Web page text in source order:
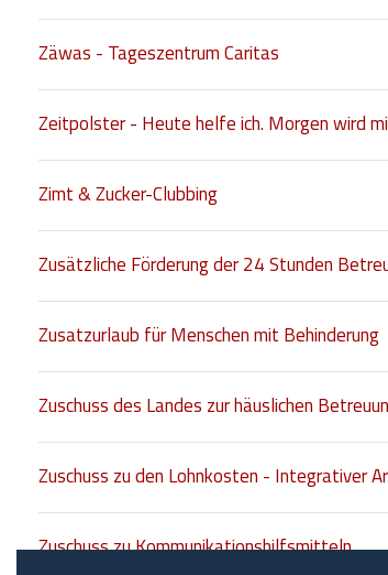
Zäwas - Tageszentrum Caritas
Zeitpolster - Heute helfe ich. Morgen wird
Zimt & Zucker-Clubbing
Zusätzliche Förderung der 24 Stunden
Zusatzurlaub für Menschen mit Behinderung
Zuschuss des Landes zur häuslichen
Zuschuss zu den Lohnkosten - Integrativer
Zuschuss zu Kommunikationshilfsmitteln